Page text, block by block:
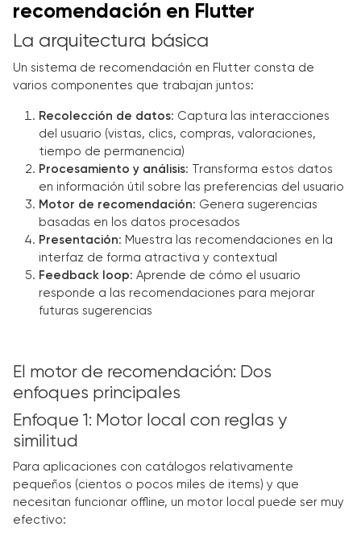
recomendación en Flutter
La arquitectura básica
Un sistema de recomendación en Flutter consta de
varios componentes que trabajan juntos:
Recolección de datos: Captura las interacciones
del usuario (vistas, clics, compras, valoraciones,
tiempo de permanencia)
Procesamiento y análisis: Transforma estos datos
en información útil sobre las preferencias del usuario
Motor de recomendación: Genera sugerencias
basadas en los datos procesados
Presentación: Muestra las recomendaciones en la
interfaz de forma atractiva y contextual
Feedback loop: Aprende de cómo el usuario
responde a las recomendaciones para mejorar
futuras sugerencias
El motor de recomendación: Dos
enfoques principales
Enfoque 1: Motor local con reglas y
similitud
Para aplicaciones con catálogos relativamente
pequeños (cientos o pocos miles de items) y que
necesitan funcionar offline, un motor local puede ser muy
efectivo: